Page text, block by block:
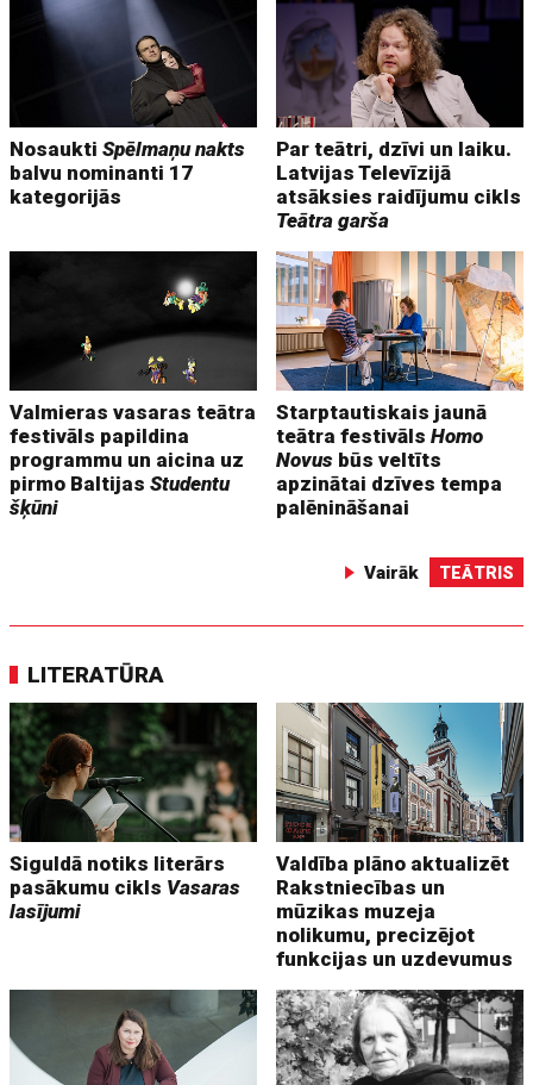
NosauktiSpēlmaņu nakts
balvu nominanti 17
kategorijās
Par teātri, dzīvi un laiku.
Latvijas Televīzijā
atsāksies raidījumu cikls
Teātra garša
Valmieras vasaras teātra
festivāls papildina
programmu un aicina uz
pirmo BaltijasStudentu
šķūni
Starptautiskais jaunā
teātra festivālsHomo
Novus būs veltīts
apzinātai dzīves tempa
palēnināšanai
Vairāk TEĀTRIS
LITERATŪRA
Siguldā notiks literārs
pasākumu cikls Vasaras
lasījumi
Valdība plāno aktualizēt
Rakstniecības un
mūzikas muzeja
nolikumu, precizējot
funkcijas un uzdevumus